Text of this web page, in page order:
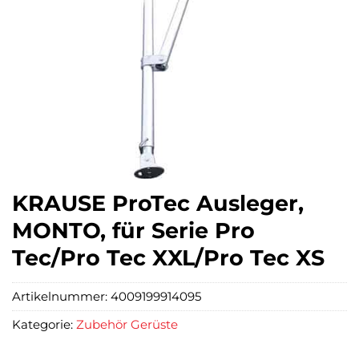
KRAUSE ProTec Ausleger,
MONTO, für Serie Pro
Tec/Pro Tec XXL/Pro Tec XS
Artikelnummer: 4009199914095
Kategorie: Zubehör Gerüste